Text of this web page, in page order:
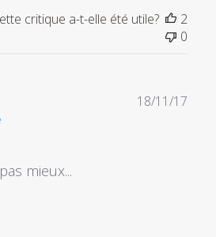
critique a-t-elle été utile?
2
0
mieux...
18/11/17